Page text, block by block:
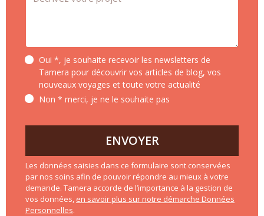
Oui *, je souhaite recevoir les newsletters de
Tamera pour découvrir vos articles de blog, vos
nouveaux voyages et toute votre actualité
Non * merci, je ne le souhaite pas
ENVOYER
Les données saisies dans ce formulaire sont conservées
par nos soins afin de pouvoir répondre au mieux à votre
demande. Tamera accorde de l’importance à la gestion de
vos données, en savoir plus sur notre démarche Données
Personnelles.